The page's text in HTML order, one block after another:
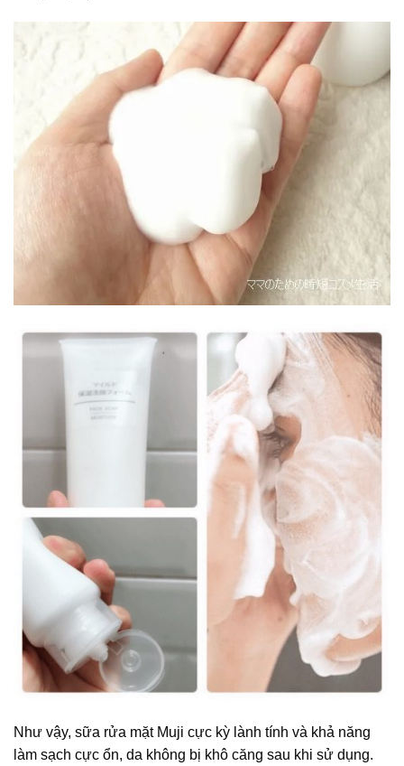
Như vậy, sữa rửa mặt Muji cực kỳ lành tính và khả năng
làm sạch cực ổn, da không bị khô căng sau khi sử dụng.